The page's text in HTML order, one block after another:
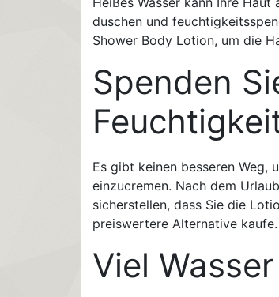
duschen und
Shower Body Lotion, um die
Spenden
Es gibt keinen besseren Weg,
einzucremen. Nach dem
sicherstellen, dass Sie die
preiswertere Alternative
Viel